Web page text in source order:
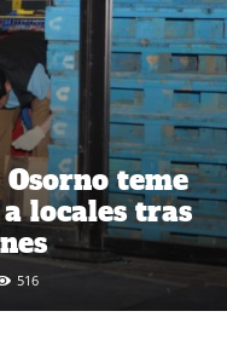
teme
locales tras
516